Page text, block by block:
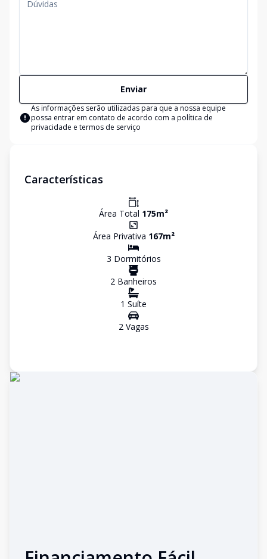
Enviar
As informações serão utilizadas para que a nossa equipe
possa entrar em contato de acordo com a política de
privacidade e termos de serviço
Características
Área Total 175m²
Área Privativa 167m²
3 Dormitórios
2 Banheiros
1 Suíte
2Vagas